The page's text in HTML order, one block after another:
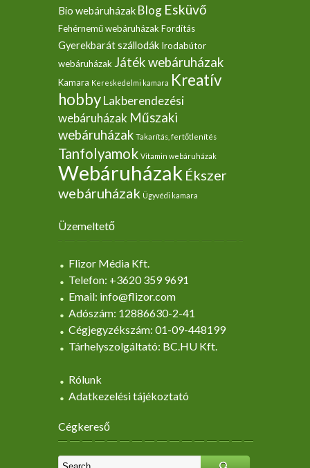
Bio webáruházak Blog Esküvő
Fehérnemű webáruházak Fordítás
Gyerekbarát szállodák Irodabútor
webáruházak Játék webáruházak
Kamara Kereskedelmi kamara Kreatív
hobbyLakberendezési
webáruházak Műszaki
webáruházak Takarítás, fertőtlenítés
Tanfolyamok Vitamin webáruházak
Webáruházak Ékszer
webáruházak Ügyvédi kamara
Üzemeltető
Flizor Média Kft.
Telefon: +3620 359 9691
Email: info@flizor.com
Adószám: 12886630-2-41
Cégjegyzékszám: 01-09-448199
Tárhelyszolgáltató: BC.HU Kft.
Rólunk
Adatkezelési tájékoztató
Cégkereső